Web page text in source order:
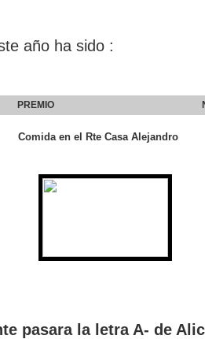
año ha sido :
PREMIO
Comida en el Rte Casa Alejandro
pasara la letra A- de